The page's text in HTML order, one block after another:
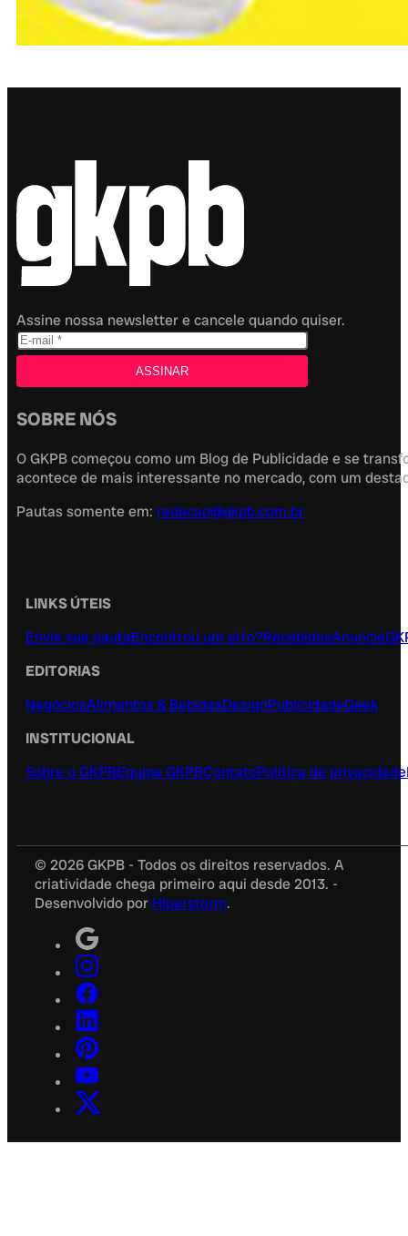
Assine nossa newsletter e cancele quando quiser.
SOBRE NÓS
O GKPB começou como um Blog de Publicidade e se
acontece de mais interessante no mercado, com um
Pautas somente em: redacao@gkpb.com.br
LINKS ÚTEIS
Envie sua pautaEncontrou um erro?RecebidosAnuncie
EDITORIAS
NegóciosAlimentos & BebidasDesignPublicidadeGeek
INSTITUCIONAL
Sobre o GKPBEquipe GKPBContatoPolítica de privacidade
© 2026 GKPB - Todos os direitos reservados. A
criatividade chega primeiro aqui desde 2013. -
Desenvolvido por Hiperstorm.